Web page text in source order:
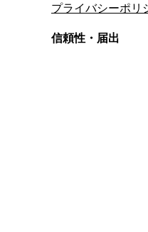
プライバシーポリ
信頼性・届出